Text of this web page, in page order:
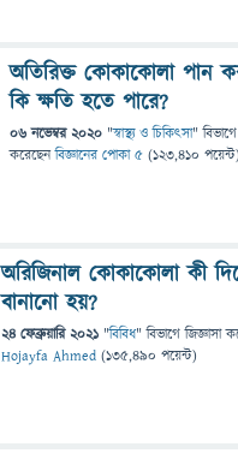
অতিরিক্ত কোকাকোলা পান
কি ক্ষতি হতে পারে?
06 নভেম্বর 2020 "স্বাস্থ্য ও চিকিৎসা" বিভাগে
করেছেনবিজ্ঞানের পোকা ৫ (123,410 পয়েন্ট)
অরিজিনাল কোকাকোলা কী
বানানো হয়?
24 ফেব্রুয়ারি 2021 "বিবিধ" বিভাগে জিজ্ঞাসা
Hojayfa Ahmed (135,490 পয়েন্ট)